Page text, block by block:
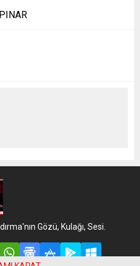
Gözü, Kulağı, Sesi.